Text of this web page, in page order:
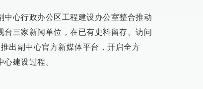
心行政办公区工程建设办公室整合推动
三家新闻单位，在已有史料留存、访问
出副中心官方新媒体平台，开启全方
建设过程。